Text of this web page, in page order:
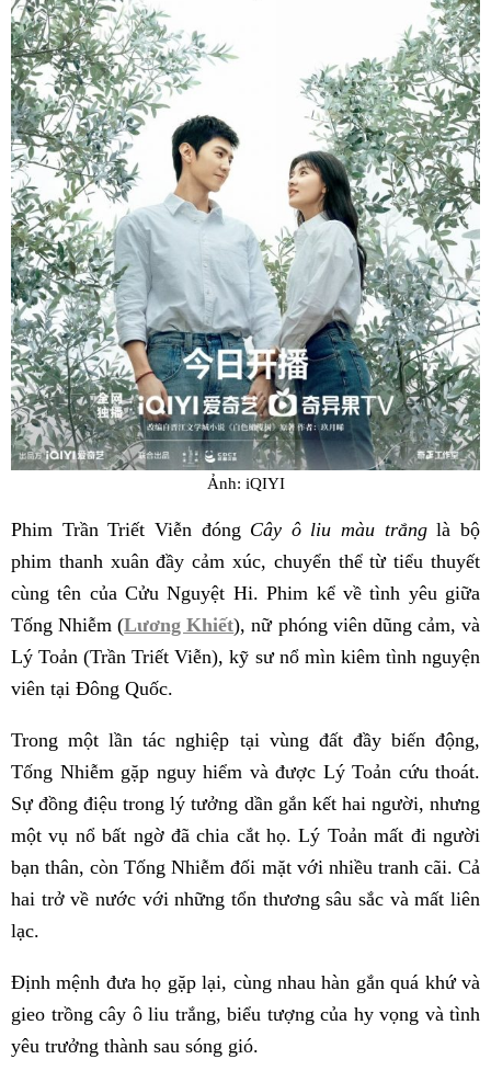
Ảnh: iQIYI
Phim Trần Triết Viễn đóng Cây ô liu màu trắnglà bộ
phim thanh xuân đầy cảm xúc, chuyển thể từ tiểu thuyết
cùng tên của Cửu Nguyệt Hi. Phim kể về tình yêu giữa
Tống Nhiễm (Lương Khiết), nữ phóng viên dũng cảm, và
Lý Toản (Trần Triết Viễn), kỹ sư nổ mìn kiêm tình nguyện
viên tại Đông Quốc.
Trong một lần tác nghiệp tại vùng đất đầy biến động,
Tống Nhiễm gặp nguy hiểm và được Lý Toản cứu thoát.
Sự đồng điệu trong lý tưởng dần gắn kết hai người, nhưng
một vụ nổ bất ngờ đã chia cắt họ. Lý Toản mất đi người
bạn thân, còn Tống Nhiễm đối mặt với nhiều tranh cãi. Cả
hai trở về nước với những tổn thương sâu sắc và mất liên
lạc.
Định mệnh đưa họ gặp lại, cùng nhau hàn gắn quá khứ và
gieo trồng cây ô liu trắng, biểu tượng của hy vọng và tình
yêu trưởng thành sau sóng gió.